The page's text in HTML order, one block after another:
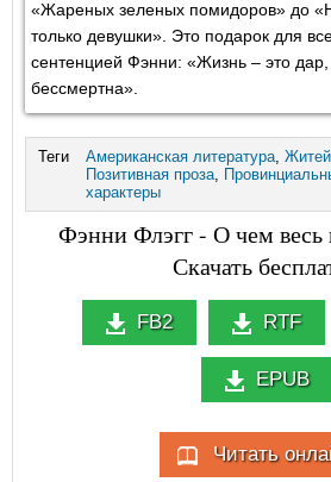
«Жареных зеленых помидоров» до
только девушки». Это подарок для
сентенцией Фэнни: «Жизнь – это
бессмертна».
Теги Американская литература,
Позитивная проза,
характеры
Фэнни Флэгг - О чем весь
Скачать
FB2 RTF
EPUB
Читать